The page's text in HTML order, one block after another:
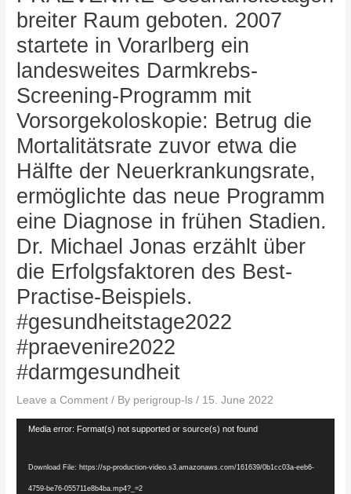
breiter Raum geboten. 2007
startete in Vorarlberg ein
landesweites Darmkrebs-
Screening-Programm mit
Vorsorgekoloskopie: Betrug die
Mortalitätsrate zuvor etwa die
Hälfte der Neuerkrankungsrate,
ermöglichte das neue Programm
eine Diagnose in frühen Stadien.
Dr. Michael Jonas erzählt über
die Erfolgsfaktoren des Best-
Practise-Beispiels.
#gesundheitstage2022
#praevenire2022
#darmgesundheit
Leave a Comment / By perigroup-ls/ 15. June 2022
Video
Media error: Format(s) not supported or source(s) not found
Download File: https://sp-production-video.s3.amazonaws.com/161639/0b1cc03a-eeb6-
4759-be76-055711e8b4ba.mp4?_=2